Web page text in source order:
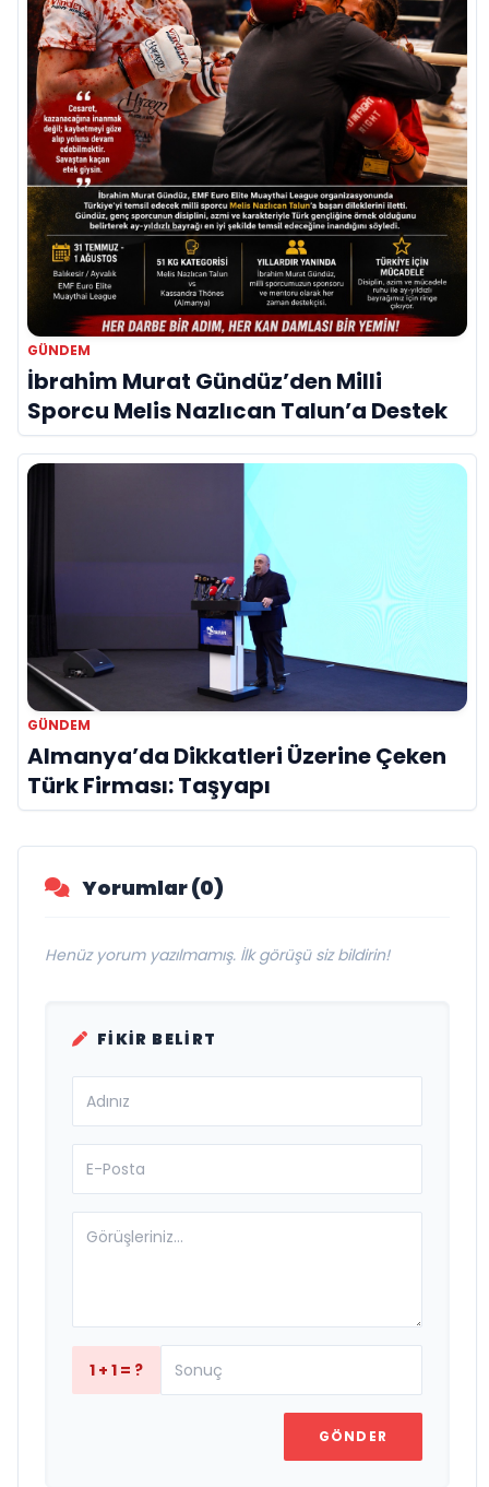
GÜNDEM
İbrahim Murat Gündüz’den Milli
Sporcu Melis Nazlıcan Talun’a Destek
GÜNDEM
Almanya’da Dikkatleri Üzerine Çeken
Türk Firması: Taşyapı
Yorumlar (0)
Henüz yorum yazılmamış. İlk görüşü siz bildirin!
FIKIR BELIRT
1 + 1 = ?
GÖNDER